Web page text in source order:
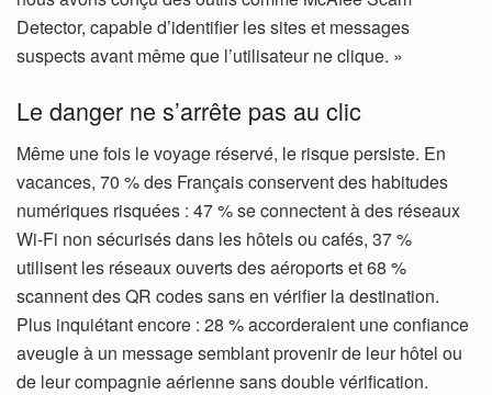
Detector, capable d’identifier les sites et messages
suspects avant même que l’utilisateur ne clique. »
Le danger ne s’arrête pas au clic
Même une fois le voyage réservé, le risque persiste. En
vacances, 70 % des Français conservent des habitudes
numériques risquées : 47 % se connectent à des réseaux
Wi-Fi non sécurisés dans les hôtels ou cafés, 37 %
utilisent les réseaux ouverts des aéroports et 68 %
scannent des QR codes sans en vérifier la destination.
Plus inquiétant encore : 28 % accorderaient une confiance
aveugle à un message semblant provenir de leur hôtel ou
de leur compagnie aérienne sans double vérification.